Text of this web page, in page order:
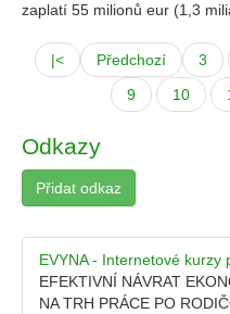
zaplatí 55 milionů eur (1,3
|< Předchozí 3
9
10
Odkazy
Přidat odkaz
EVYNA - Internetové
EFEKTIVNÍ NÁVRAT
NA TRH PRÁCE PO